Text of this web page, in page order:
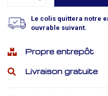
Le colis quittera notre
ouvrable suivant.
Propre entrepôt
Livraison gratuite